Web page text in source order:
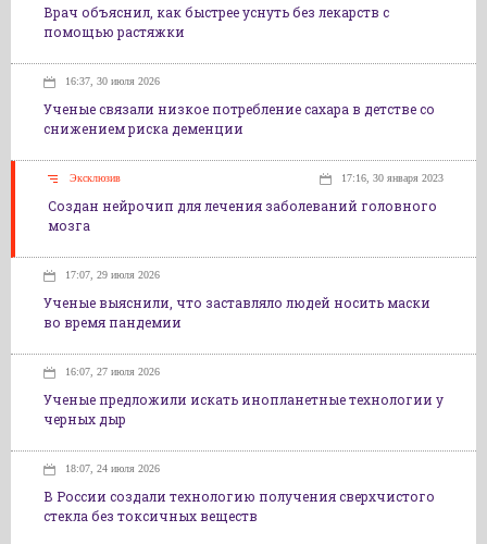
Врач объяснил, как быстрее уснуть без лекарств с
помощью растяжки
16:37, 30 июля 2026
Ученые связали низкое потребление сахара в детстве со
снижением риска деменции
Эксклюзив 17:16, 30 января 2023
Создан нейрочип для лечения заболеваний головного
мозга
17:07, 29 июля 2026
Ученые выяснили, что заставляло людей носить маски
во время пандемии
16:07, 27 июля 2026
Ученые предложили искать инопланетные технологии у
черных дыр
18:07, 24 июля 2026
В России создали технологию получения сверхчистого
стекла без токсичных веществ